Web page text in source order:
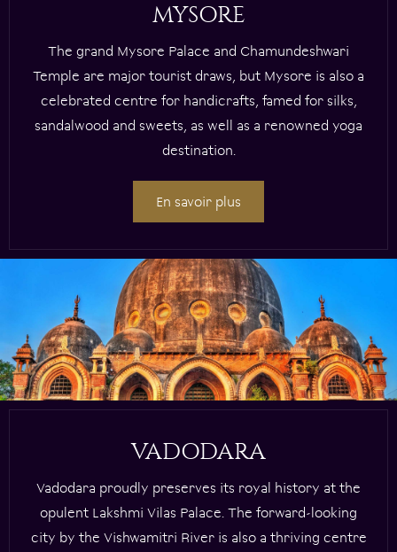
MYSORE
The grand Mysore Palace and Chamundeshwari
Temple are major tourist draws, but Mysore is also a
celebrated centre for handicrafts, famed for silks,
sandalwood and sweets, as well as a renowned yoga
destination.
En savoir plus
VADODARA
Vadodara proudly preserves its royal history at the
opulent Lakshmi Vilas Palace. The forward-looking
city by the Vishwamitri River is also a thriving centre